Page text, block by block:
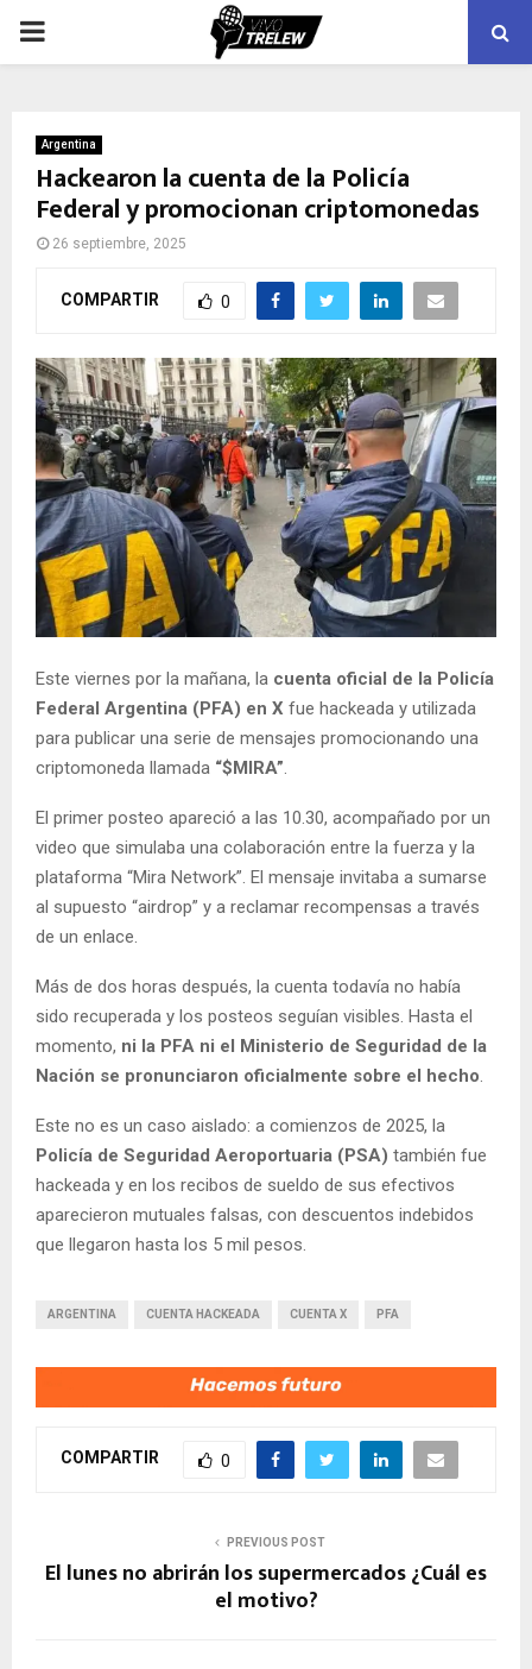
PRIMARY
Argentina
Hackearon la cuenta de la Policía
Federal y promocionan criptomonedas
26 septiembre, 2025
COMPARTIR 0
Este viernes por la mañana, la cuenta oficial de la Policía
Federal Argentina (PFA) en X fue hackeada y utilizada
para publicar una serie de mensajes promocionando una
criptomoneda llamada “$MIRA”.
El primer posteo apareció a las 10.30, acompañado por un
video que simulaba una colaboración entre la fuerza y la
plataforma “Mira Network”. El mensaje invitaba a sumarse
al supuesto “airdrop” y a reclamar recompensas a través
de un enlace.
Más de dos horas después, la cuenta todavía no había
sido recuperada y los posteos seguían visibles. Hasta el
momento, ni la PFA ni el Ministerio de Seguridad de la
Nación se pronunciaron oficialmente sobre el hecho.
Este no es un caso aislado: a comienzos de 2025, la
Policía de Seguridad Aeroportuaria (PSA) también fue
hackeada y en los recibos de sueldo de sus efectivos
aparecieron mutuales falsas, con descuentos indebidos
que llegaron hasta los 5 mil pesos.
ARGENTINA CUENTA HACKEADA CUENTA X PFA
COMPARTIR 0
PREVIOUS POST
El lunes no abrirán los supermercados ¿Cuál es
el motivo?